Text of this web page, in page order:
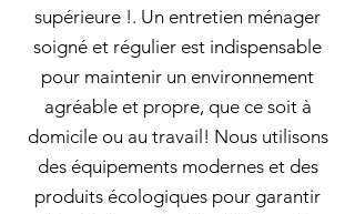
supérieure !. Un entretien ménager
soigné et régulier est indispensable
pour maintenir un environnement
agréable et propre, que ce soit à
domicile ou au travail! Nous utilisons
des équipements modernes et des
produits écologiques pour garantir